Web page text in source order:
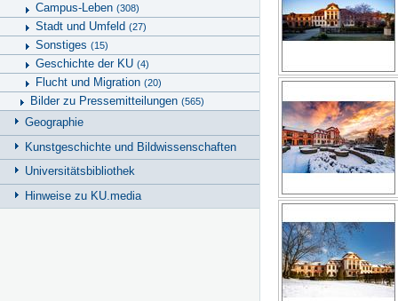
Campus-Leben (308)
Stadt und Umfeld (27)
Sonstiges (15)
Geschichte der KU (4)
Flucht und Migration (20)
Bilder zu Pressemitteilungen (565)
Geographie
Kunstgeschichte und Bildwissenschaften
Universitätsbibliothek
Hinweise zu KU.media